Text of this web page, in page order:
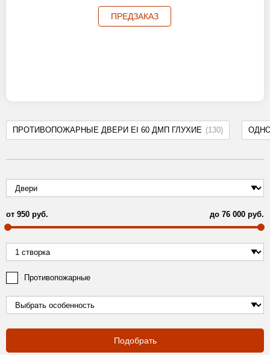
ПРОТИВОПОЖАРНЫЕ ДВЕРИ EI 60 ДМП ГЛУХИЕ (130)
от 950 руб. до 76 000 руб.
Противопожарные
Подобрать
ПРЕДЗАКАЗ